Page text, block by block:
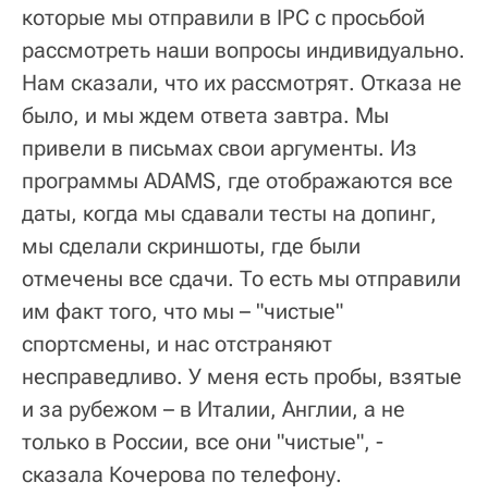
которые мы отправили в IPC с просьбой
рассмотреть наши вопросы индивидуально.
Нам сказали, что их рассмотрят. Отказа не
было, и мы ждем ответа завтра. Мы
привели в письмах свои аргументы. Из
программы ADAMS, где отображаются все
даты, когда мы сдавали тесты на допинг,
мы сделали скриншоты, где были
отмечены все сдачи. То есть мы отправили
им факт того, что мы – "чистые"
спортсмены, и нас отстраняют
несправедливо. У меня есть пробы, взятые
и за рубежом – в Италии, Англии, а не
только в России, все они "чистые", -
сказала Кочерова по телефону.